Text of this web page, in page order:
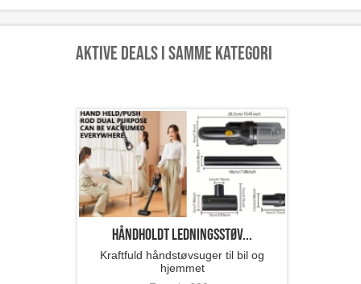
Aktive deals i samme kategori
Håndholdt ledningsstøv...
Kraftfuld håndstøvsuger til bil og
hjemmet